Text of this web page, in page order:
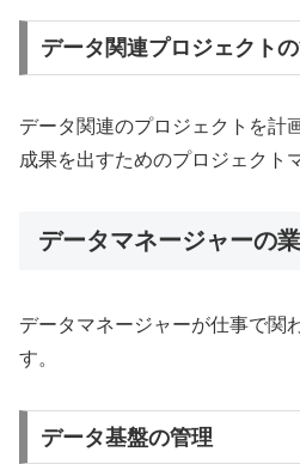
データ関連プロジェクト
データ関連のプロジェクトを計
成果を出すためのプロジェクト
データマネージャーの
データマネージャーが仕事で関
す。
データ基盤の管理